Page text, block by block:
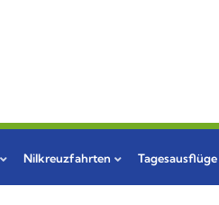
Nilkreuzfahrten Tagesausflüge